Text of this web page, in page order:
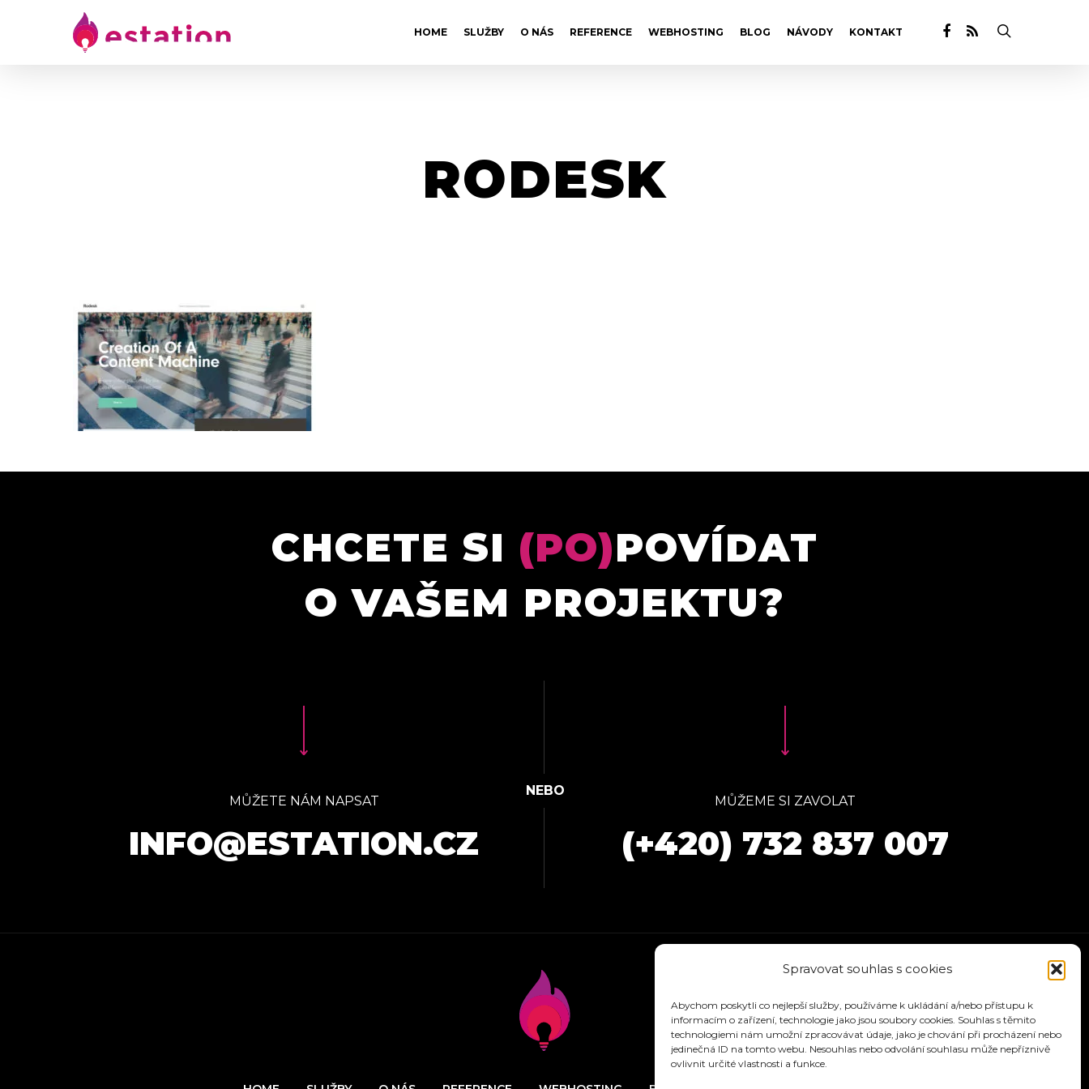
Spravovat souhlas s cookies
Abychom poskytli co nejlepší služby, používáme k ukládání a/nebo přístupu k
informacím o zařízení, technologie jako jsou soubory cookies. Souhlas s těmito
technologiemi nám umožní zpracovávat údaje, jako je chování při procházení nebo
jedinečná ID na tomto webu. Nesouhlas nebo odvolání souhlasu může nepříznivě
ovlivnit určité vlastnosti a funkce.
HOME SLUŽBY O NÁS REFERENCE WEBHOSTING BLOG NÁVODY KONTAKT
RODESK
CHCETE SI (PO)POVÍDAT
O VAŠEM PROJEKTU?
MŮŽETE NÁM NAPSAT
INFO@ESTATION.CZ
MŮŽEME SI ZAVOLAT
(+420) 732 837 007